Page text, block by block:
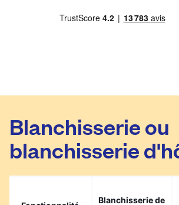
Blanchisserie ou
blanchisserie
Blanchisserie de